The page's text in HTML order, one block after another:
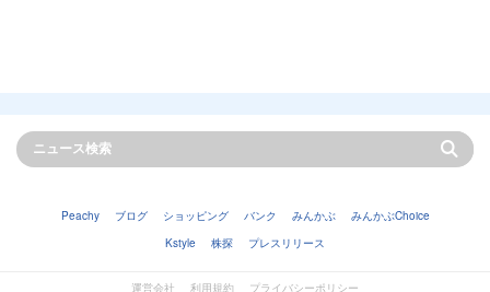
Peachy ブログ ショッピング バンク みんかぶ
みんかぶChoice
Kstyle
株探 プレスリリース
運営会社 利用規約 プライバシーポリシー